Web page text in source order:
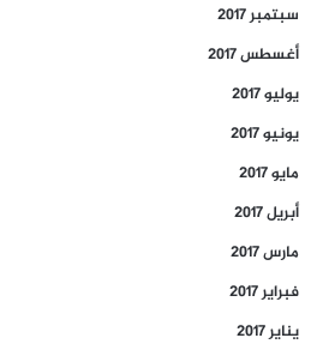
سبتمبر 2017
أغسطس 2017
يوليو 2017
يونيو 2017
مايو 2017
أبريل 2017
مارس 2017
فبراير 2017
يناير 2017